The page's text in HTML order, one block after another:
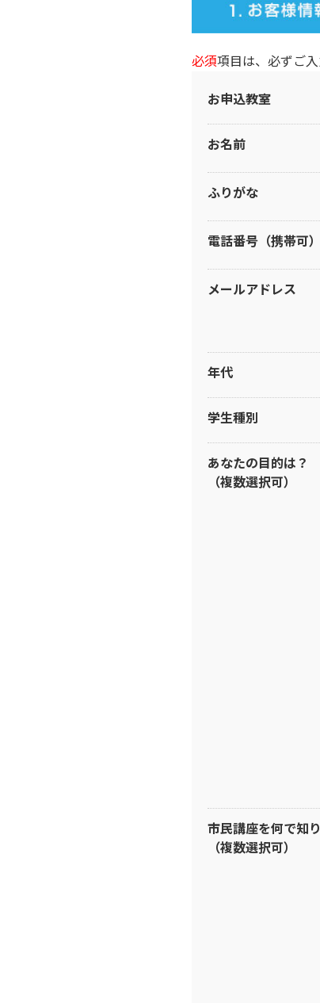
必須項目は、必ずご入
お申込教室
お名前
ふりがな
電話番号（携帯可）
メールアドレス
年代
学生種別
あなたの目的は？
（複数選択可）
市民講座を何で知
（複数選択可）